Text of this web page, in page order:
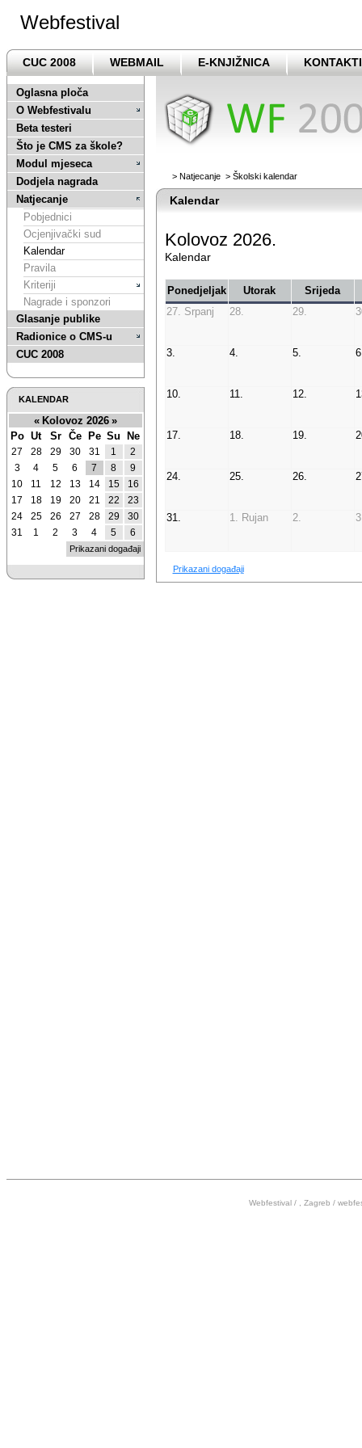
Webfestival
CUC 2008 WEBMAIL E-KNJIŽNICA KONTAKTI
Oglasna ploča
O Webfestivalu
Beta testeri
Što je CMS za škole?
Modul mjeseca
Dodjela nagrada
Natjecanje
Pobjednici
Ocjenjivački sud
Kalendar
Pravila
Kriteriji
Nagrade i sponzori
Glasanje publike
Radionice o CMS-u
CUC 2008
> Natjecanje> Školski kalendar
Kalendar
Kolovoz 2026.
Kalendar
Ponedjeljak Utorak
Srijeda
27. Srpanj
28. 29.
3. 4. 5.
10. 11. 12.
17. 18. 19.
24. 25. 26.
31. 1. Rujan 2.
Prikazani događaji
KALENDAR
« Kolovoz 2026 »
Po Ut Sr Če Pe Su Ne
27 28 29 30 31 1
2
3
4 5 6 7 8
9
10
11 12 13 14 15
16
17
18 19 20 21 22
23
24
25 26 27 28 29
30
31
1 2 3 4 5 6
Prikazani događaji
Webfestival / , Zagreb /